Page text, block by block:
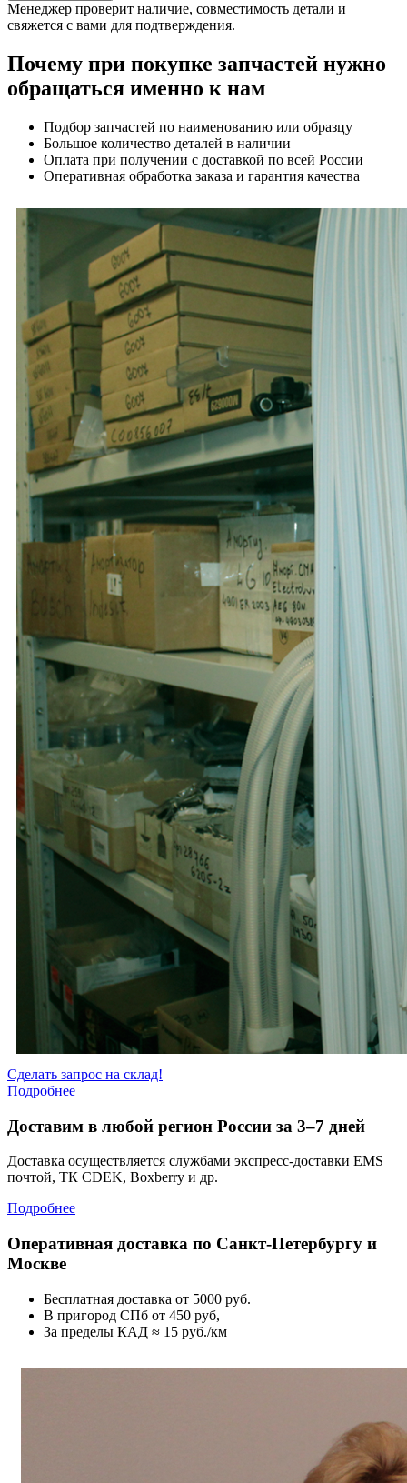
Менеджер проверит наличие, совместимость детали и
свяжется с вами для подтверждения.
Почему при покупке запчастей нужно
обращаться именно к нам
Подбор запчастей по наименованию или образцу
Большое количество деталей в наличии
Оплата при получении с доставкой по всей России
Оперативная обработка заказа и гарантия качества
Сделать запрос на склад!
Подробнее
Доставим в любой регион России за 3–7 дней
Доставка осуществляется службами экспресс-доставки EMS
почтой, ТК CDEK, Boxberry и др.
Подробнее
Оперативная доставка по Санкт-Петербургу и
Москве
Бесплатная доставка от 5000 руб.
В пригород СПб от 450 руб,
За пределы КАД ≈ 15 руб./км